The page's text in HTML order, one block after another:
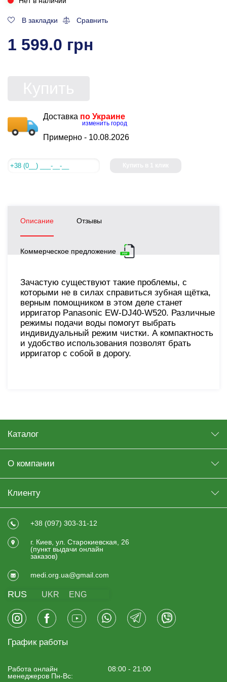
В закладки Сравнить
1 599.0 грн
Доставка по Украине
изменить город
Примерно - 10.08.2026
Описание Отзывы
Коммерческое предложение
Зачастую существуют такие проблемы, с
которыми не в силах справиться зубная щётка,
верным помощником в этом деле станет
ирригатор Panasonic EW-DJ40-W520. Различные
режимы подачи воды помогут выбрать
индивидуальный режим чистки. А компактность
и удобство использования позволят брать
ирригатор с собой в дорогу.
Каталог
О компании
Клиенту
+38 (097) 303-31-12
г. Киев, ул. Старокиевская, 26
(пункт выдачи онлайн
заказов)
medi.org.ua@gmail.com
RUS UKR ENG
График работы
Работа онлайн
менеджеров Пн-Вс:
08:00 - 21:00